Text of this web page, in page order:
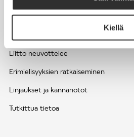
Kiellä
EDUNVALVONTA
Liitto neuvottelee
Erimielisyyksien ratkaiseminen
Linjaukset ja kannanotot
Tutkittua tietoa